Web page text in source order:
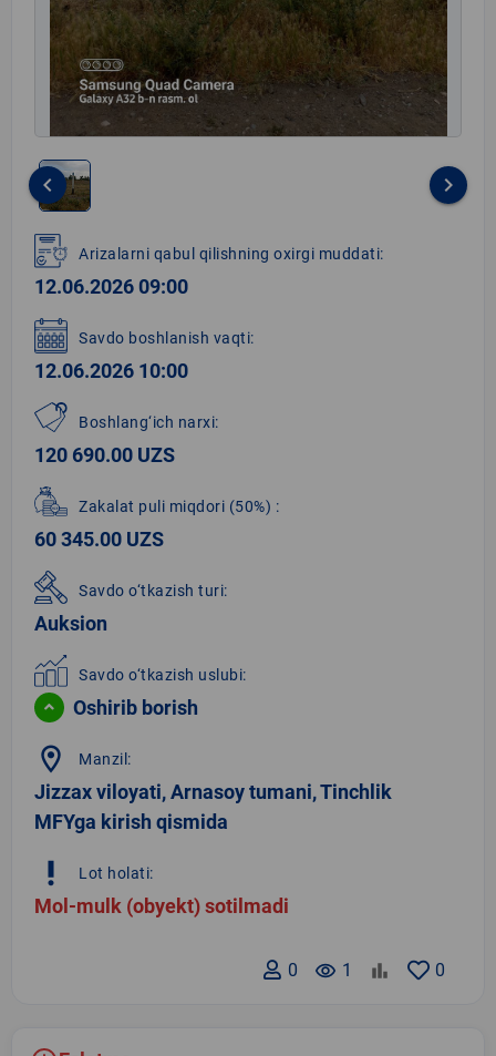
1
of
1
keyboard_arrow_left keyboard_arrow_right
Arizalarni qabul qilishning oxirgi muddati:
12.06.2026 09:00
Savdo boshlanish vaqti:
12.06.2026 10:00
Boshlang‘ich narxi:
120 690.00 UZS
Zakalat puli miqdori (50%) :
60 345.00 UZS
Savdo o‘tkazish turi:
Auksion
Savdo o‘tkazish uslubi:
Oshirib borish
location_on Manzil:
Jizzax viloyati, Arnasoy tumani, Tinchlik
MFYga kirish qismida
priority_high Lot holati:
Mol-mulk (obyekt) sotilmadi
0
remove_red_eye 1
0